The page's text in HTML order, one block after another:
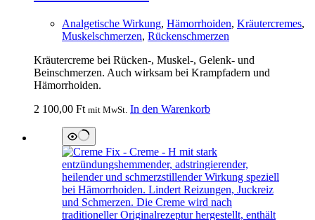
Analgetische Wirkung, Hämorrhoiden, Kräutercremes,
Muskelschmerzen, Rückenschmerzen
Kräutercreme bei Rücken-, Muskel-, Gelenk- und
Beinschmerzen. Auch wirksam bei Krampfadern und
Hämorrhoiden.
2 100,00 Ft mit MwSt. In den Warenkorb